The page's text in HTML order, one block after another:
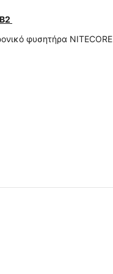
φυσητήρα